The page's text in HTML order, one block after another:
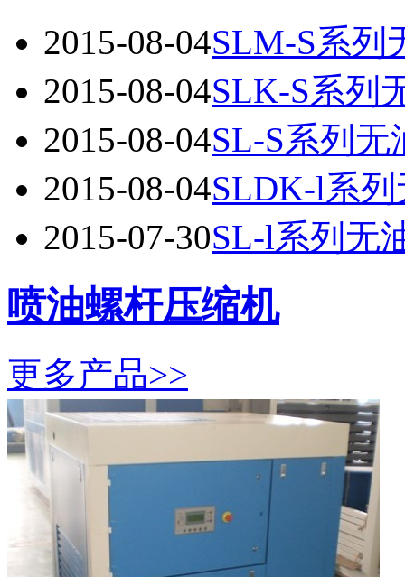
2015-08-04SLM-S系
2015-08-04SLK-S系列
2015-08-04SL-S系列
2015-08-04SLDK-l系
2015-07-30SL-l系列无
喷油螺杆压缩机
更多产品>>